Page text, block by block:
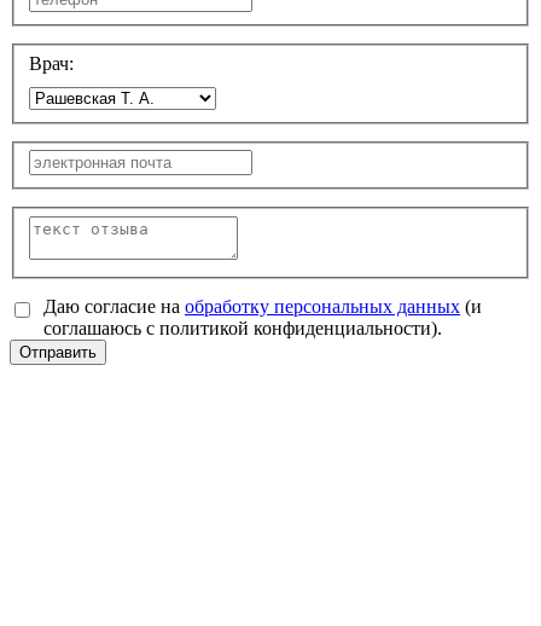
Врач:
Даю согласие на обработку персональных данных (и
соглашаюсь с политикой конфиденциальности).
Отправить